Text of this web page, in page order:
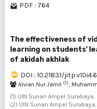
PDF : 764
The effectiveness of
learning on students'
of akidah akhlak
DOI : 10.21831/
Alvian Nur Jamil (1),
(1) UIN Sunan Ampel
(2) UIN Sunan Ampel